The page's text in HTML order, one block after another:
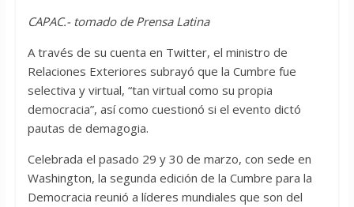
CAPAC.- tomado de Prensa Latina
A través de su cuenta en Twitter, el ministro de
Relaciones Exteriores subrayó que la Cumbre fue
selectiva y virtual, “tan virtual como su propia
democracia”, así como cuestionó si el evento dictó
pautas de demagogia.
Celebrada el pasado 29 y 30 de marzo, con sede en
Washington, la segunda edición de la Cumbre para la
Democracia reunió a líderes mundiales que son del